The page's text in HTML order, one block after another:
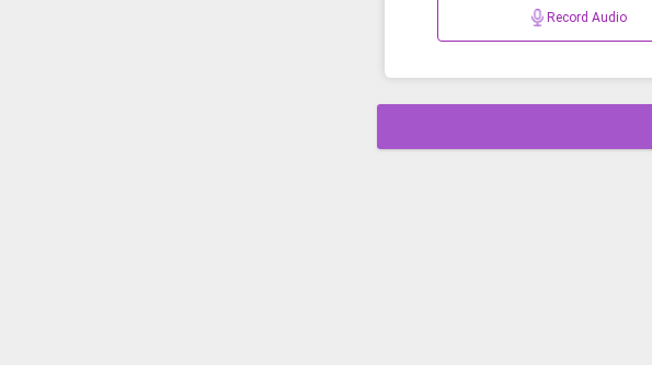
Record Audio